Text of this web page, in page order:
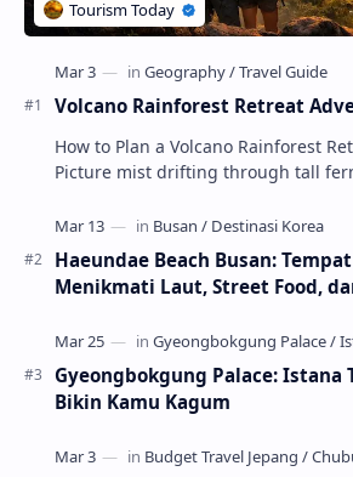
Volcano Rainforest Retreat
How to Plan a Volcano Rainforest
Picture mist drifting through tall
Haeundae Beach Busan:
Menikmati Laut, Street Food,
Gyeongbokgung Palace: Istana
Bikin Kamu Kagum